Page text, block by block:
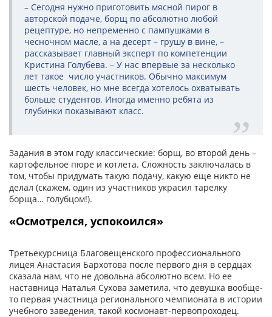
– Сегодня нужно приготовить мясной пирог в
авторской подаче, борщ по абсолютно любой
рецептуре, но непременно с пампушками в
чесночном масле, а на десерт – грушу в вине, –
рассказывает главный эксперт по компетенции
Кристина Голубева. – У нас впервые за несколько
лет такое число участников. Обычно максимум
шесть человек, но мне всегда хотелось охватывать
больше студентов. Иногда именно ребята из
глубинки показывают класс.
Задания в этом году классические: борщ, во второй день –
картофельное пюре и котлета. Сложность заключалась в
том, чтобы придумать такую подачу, какую еще никто не
делал (скажем, один из участников украсил тарелку
борща… голубцом!).
«Осмотрелся, успокоился»
Третьекурсница Благовещенского профессионального
лицея Анастасия Бархотова после первого дня в сердцах
сказала нам, что не довольна абсолютно всем. Но ее
наставница Наталья Сухова заметила, что девушка вообще-
то первая участница регионального чемпионата в истории
учебного заведения, такой космонавт-первопроходец.